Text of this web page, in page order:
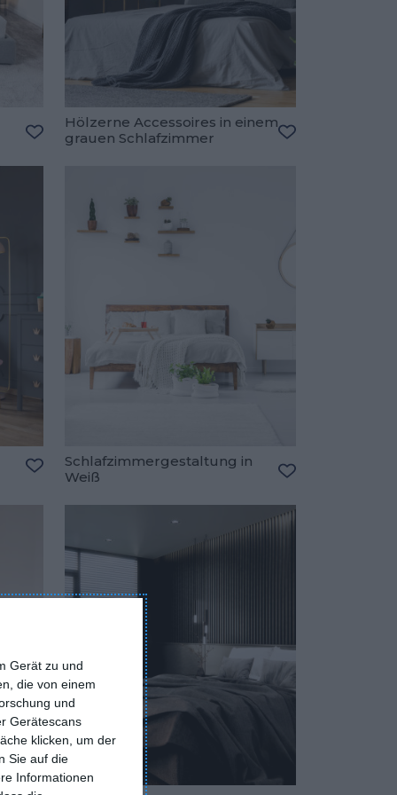
Gerät zu und
die von einem
und
Gerätescans
klicken, um der
Sie auf die
Informationen
Zu den Favoriten hinzufügen
Hölzerne Accessoires in einem
grauen Schlafzimmer
Zu den Favoriten hinzufügen
Schlafzimmergestaltung in
Weiß